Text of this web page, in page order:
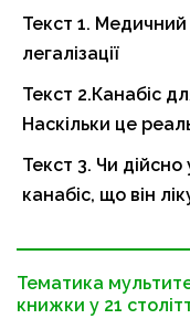
Текст 1. Медичний
легалізації
Текст 2.Канабіс
Наскільки це
Текст 3. Чи
канабіс, що він
Тематика
книжки у 21